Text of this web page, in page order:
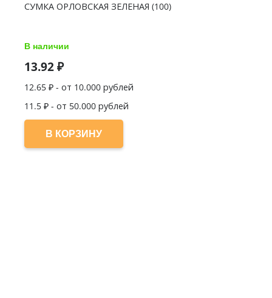
СУМКА ОРЛОВСКАЯ ЗЕЛЕНАЯ (100)
В наличии
13.92₽
12.65 ₽ - от 10.000 рублей
11.5 ₽ - от 50.000 рублей
В КОРЗИНУ